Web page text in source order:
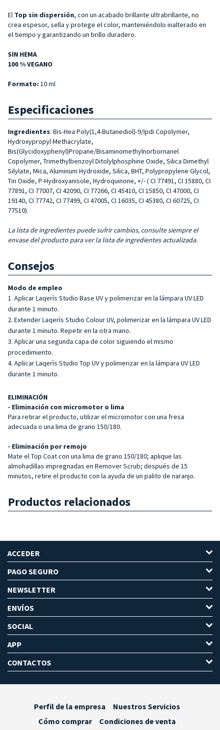
El Top sin dispersión, con un acabado brillante ultrabrillante, no
crea espesor, sella y protege el color, manteniéndolo inalterado en
el tiempo y garantizando un brillo duradero.
SIN HEMA
100 % VEGANO
Formato: 10 ml
Especificaciones
Ingredientes: Bis-Hea Poly(1,4-Butanediol)-9/Ipdi Copolymer,
Hydroxypropyl Methacrylate,
Bis(Glycidoxyphenyl)Propane/Bisaminomethylnorbornanel
Copolymer, Trimethylbenzoyl Ditolylphosphine Oxide, Silica Dimethyl
Silylate, Mica, Aluminum Hydroxide, Silica, BHT, Polypropylene Glycol,
Tin Oxide, P-Hydroxyanisole, Hydroquinone, +/- ( CI 77491, CI 15880, CI
77891, CI 77007, CI 42090, CI 77266, CI 45410, CI 15850, CI 47000, CI
19140, CI 77742, CI 77499, CI 47005, CI 16035, CI 45380, CI 60725, CI
77510).
La lista de ingredientes puede sufrir cambios, consulte siempre el
envase del producto para ver la lista de ingredientes actualizada.
Consejos
Modo de empleo
Aplicar Laqerìs Studio Base UV y polimerizar en la lámpara UV LED
durante 1 minuto.
Extender Laqerìs Studio Colour UV, polimerizar en la lámpara UV LED
durante 1 minuto. Repetir en la otra mano.
Aplicar una segunda capa de color siguiendo el mismo
procedimiento.
Aplicar Laqerìs Studio Top UV y polimerizar en la lámpara UV LED
durante 1 minuto.
ELIMINACIÓN
- Eliminación con micromotor o lima
Para retirar el producto, utilizar el micromotor con una fresa
adecuada o una lima de grano 150/180.
- Eliminación por remojo
Mate el Top Coat con una lima de grano 150/180; aplique las
almohadillas impregnadas en Remover Scrub; después de 15
minutos, retire el producto con la ayuda de un palito de naranjo.
Productos relacionados
ACCEDER
PAGO SEGURO
NEWSLETTER
ENVÍOS
SOCIAL
APP
CONTACTOS
Perfil de la empresa
Nuestros Servicios
Cómo comprar
Condiciones de venta